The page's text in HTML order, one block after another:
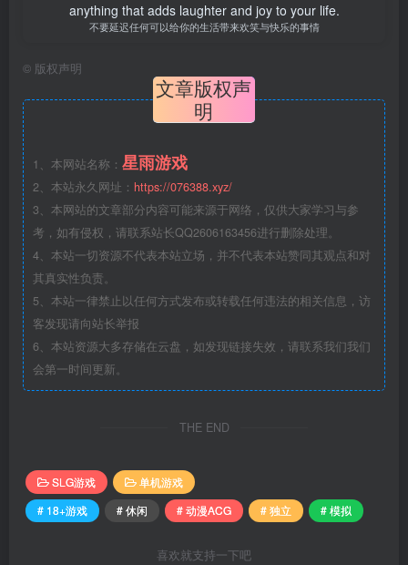
anything that adds laughter and joy to your life.
不要延迟任何可以给你的生活带来欢笑与快乐的事情
© 版权声明
文章版权声
明
1、本网站名称： 星雨游戏
2、本站永久网址： https://076388.xyz/
3、本网站的文章部分内容可能来源于网络，仅供大家学习与参
考，如有侵权，请联系站长QQ2606163456进行删除处理。
4、本站一切资源不代表本站立场，并不代表本站赞同其观点和对
其真实性负责。
5、本站一律禁止以任何方式发布或转载任何违法的相关信息，访
客发现请向站长举报
6、本站资源大多存储在云盘，如发现链接失效，请联系我们我们
会第一时间更新。
THE END
SLG游戏
单机游戏
# 18+游戏
# 休闲 # 动漫ACG # 独立 # 模拟
喜欢就支持一下吧